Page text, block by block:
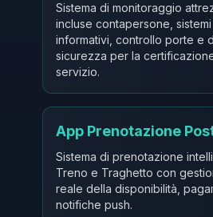
Sistema di monitoraggio
incluse contapersone,
informativi, controllo porte e
sicurezza per la
servizio.
App Prenotazione
Sistema di prenotazione
Treno e Traghetto con
reale della disponibilità,
notifiche push.